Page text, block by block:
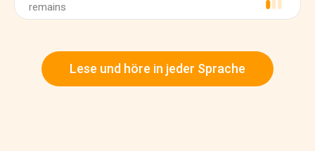
remains
Lese und höre in jeder Sprache